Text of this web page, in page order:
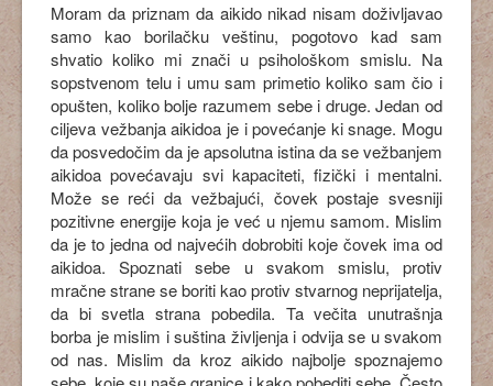
Moram da priznam da aikido nikad nisam doživljavao
samo kao borilačku veštinu, pogotovo kad sam
shvatio koliko mi znači u psihološkom smislu. Na
sopstvenom telu i umu sam primetio koliko sam čio i
opušten, koliko bolje razumem sebe i druge. Jedan od
ciljeva vežbanja aikidoa je i povećanje ki snage. Mogu
da posvedočim da je apsolutna istina da se vežbanjem
aikidoa povećavaju svi kapaciteti, fizički i mentalni.
Može se reći da vežbajući, čovek postaje svesniji
pozitivne energije koja je već u njemu samom. Mislim
da je to jedna od najvećih dobrobiti koje čovek ima od
aikidoa. Spoznati sebe u svakom smislu, protiv
mračne strane se boriti kao protiv stvarnog neprijatelja,
da bi svetla strana pobedila. Ta večita unutrašnja
borba je mislim i suština življenja i odvija se u svakom
od nas. Mislim da kroz aikido najbolje spoznajemo